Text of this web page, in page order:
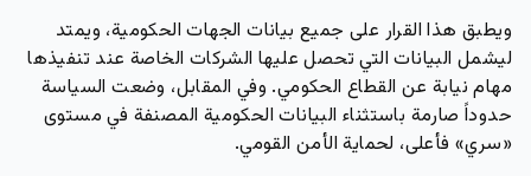
ويطبق هذا القرار على جميع بيانات الجهات الحكومية، ويمتد
ليشمل البيانات التي تحصل عليها الشركات الخاصة عند تنفيذها
مهام نيابة عن القطاع الحكومي. وفي المقابل، وضعت السياسة
حدوداً صارمة باستثناء البيانات الحكومية المصنفة في مستوى
«سري» فأعلى، لحماية الأمن القومي.